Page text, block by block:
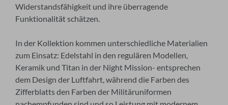
Widerstandsfähigkeit und ihre überragende
Funktionalität schätzen.
In der Kollektion kommen unterschiedliche Materialien
zum Einsatz: Edelstahl in den regulären Modellen,
Keramik und Titan in der Night Mission- entsprechen
dem Design der Luftfahrt, während die Farben des
Zifferblatts den Farben der Militäruniformen
Vorname